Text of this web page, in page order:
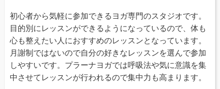
初心者から気軽に参加できるヨガ専門のスタジオです。
目的別にレッスンができるようになっているので、体も
心も整えたい人におすすめのレッスンとなっています。
月謝制ではないので自分の好きなレッスンを選んで参加
しやすいです。プラーナヨガでは呼吸法や気に意識を集
中させてレッスンが行われるので集中力も高まります。